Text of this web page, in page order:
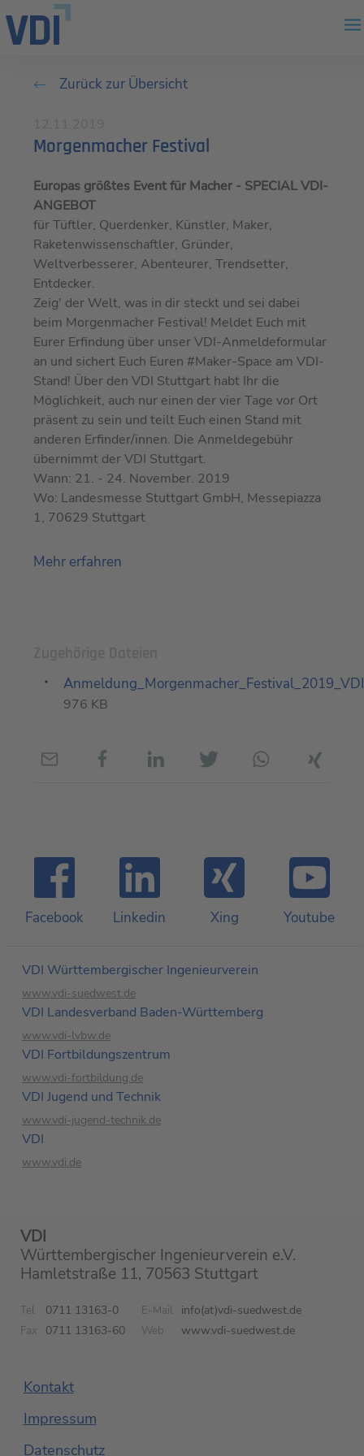
Zurück zur Übersicht
Morgenmacher Festival
Europas größtes Event für Macher - SPECIAL VDI-
ANGEBOT
für Tüftler, Querdenker, Künstler, Maker,
Raketenwissenschaftler, Gründer,
Weltverbesserer, Abenteurer, Trendsetter,
Entdecker.
Zeig' der Welt, was in dir steckt und sei dabei
beim Morgenmacher Festival! Meldet Euch mit
Eurer Erfindung über unser VDI-Anmeldeformular
an und sichert Euch Euren #Maker-Space am VDI-
Stand! Über den VDI Stuttgart habt Ihr die
Möglichkeit, auch nur einen der vier Tage vor Ort
präsent zu sein und teilt Euch einen Stand mit
anderen Erfinder/innen. Die Anmeldegebühr
übernimmt der VDI Stuttgart.
Wann: 21. - 24. November. 2019
Wo: Landesmesse Stuttgart GmbH, Messepiazza
1, 70629 Stuttgart
Mehr erfahren
976 KB
Facebook Linkedin Xing Youtube
VDI Württembergischer Ingenieurverein
www.vdi-suedwest.de
VDI Landesverband Baden-Württemberg
www.vdi-lvbw.de
VDI Fortbildungs­zentrum
www.vdi-fortbildung.de
VDI Jugend und Technik
www.vdi-jugend-technik.de
VDI
www.vdi.de
VDI
Württembergischer Ingenieurverein e.V.
Hamletstraße 11, 70563 Stuttgart
Tel 0711 13163-0
Fax 0711 13163-60
E-Mail info(at)vdi-suedwest.de
Web www.vdi-suedwest.de
Kontakt
Impressum
Datenschutz